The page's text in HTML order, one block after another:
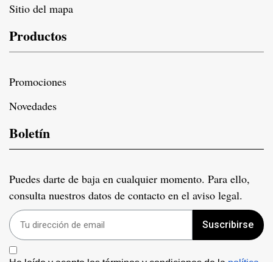
Sitio del mapa
Productos
Promociones
Novedades
Boletín
Puedes darte de baja en cualquier momento. Para ello,
consulta nuestros datos de contacto en el aviso legal.
Suscribirse